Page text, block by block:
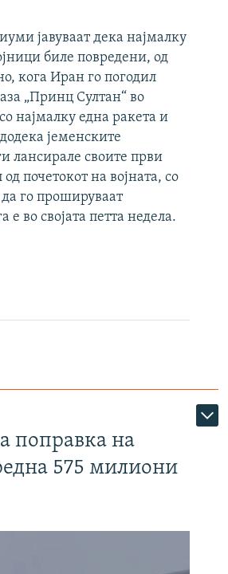
јавуваат дека најмалку
биле повредени, од
кога Иран го погодил
„Принц Султан“ во
најмалку една ракета и
јеменските
лансирале своите први
почетокот на војната, со
го прошируваат
е во својата петта недела.
поправка на
575 милиони